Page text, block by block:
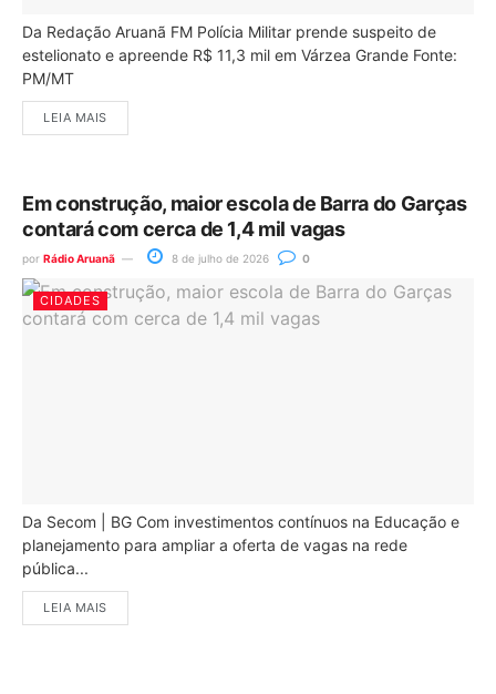
Da Redação Aruanã FM Polícia Militar prende suspeito de
estelionato e apreende R$ 11,3 mil em Várzea Grande Fonte:
PM/MT
LEIA MAIS
Em construção, maior escola de Barra do Garças
contará com cerca de 1,4 mil vagas
por Rádio Aruanã 8 de julho de 2026 0
CIDADES
Da Secom | BG Com investimentos contínuos na Educação e
planejamento para ampliar a oferta de vagas na rede
pública...
LEIA MAIS